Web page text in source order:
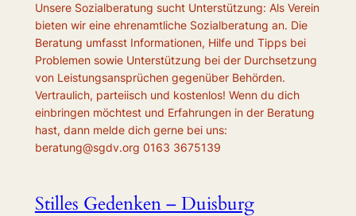
Unsere Sozialberatung sucht Unterstützung: Als Verein
bieten wir eine ehrenamtliche Sozialberatung an. Die
Beratung umfasst Informationen, Hilfe und Tipps bei
Problemen sowie Unterstützung bei der Durchsetzung
von Leistungsansprüchen gegenüber Behörden.
Vertraulich, parteiisch und kostenlos! Wenn du dich
einbringen möchtest und Erfahrungen in der Beratung
hast, dann melde dich gerne bei uns:
beratung@sgdv.org 0163 3675139
Stilles Gedenken – Duisburg